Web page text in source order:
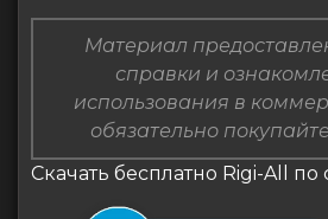
Материал
справки и
использования в
обязательно
Скачать бесплатно Rigi-All по